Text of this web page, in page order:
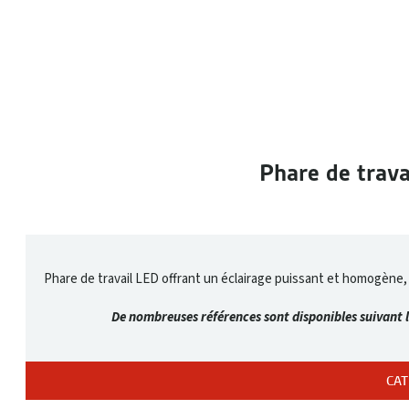
Phare de
Phare de travail LED offrant un éclairage puissant et
De nombreuses références sont disponibles